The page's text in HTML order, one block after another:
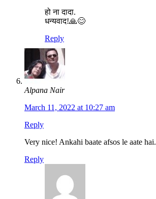
हो ना दादा.
धन्यवाद!🙏😊
Reply
Alpana Nair
March 11, 2022 at 10:27 am
Reply
Very nice! Ankahi baate afsos le aate hai.
Reply